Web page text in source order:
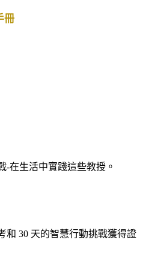
冊
-在生活中實踐這些教授。
和 30 天的智慧行動挑戰獲得證